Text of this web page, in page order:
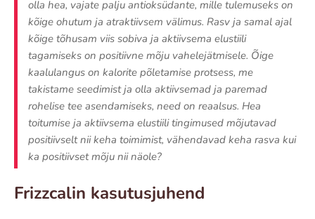
olla hea, vajate palju antioksüdante, mille tulemuseks on
kõige ohutum ja atraktiivsem välimus. Rasv ja samal ajal
kõige tõhusam viis sobiva ja aktiivsema elustiili
tagamiseks on positiivne mõju vahelejätmisele. Õige
kaalulangus on kalorite põletamise protsess, me
takistame seedimist ja olla aktiivsemad ja paremad
rohelise tee asendamiseks, need on reaalsus. Hea
toitumise ja aktiivsema elustiili tingimused mõjutavad
positiivselt nii keha toimimist, vähendavad keha rasva kui
ka positiivset mõju nii näole?
Frizzcalin kasutusjuhend